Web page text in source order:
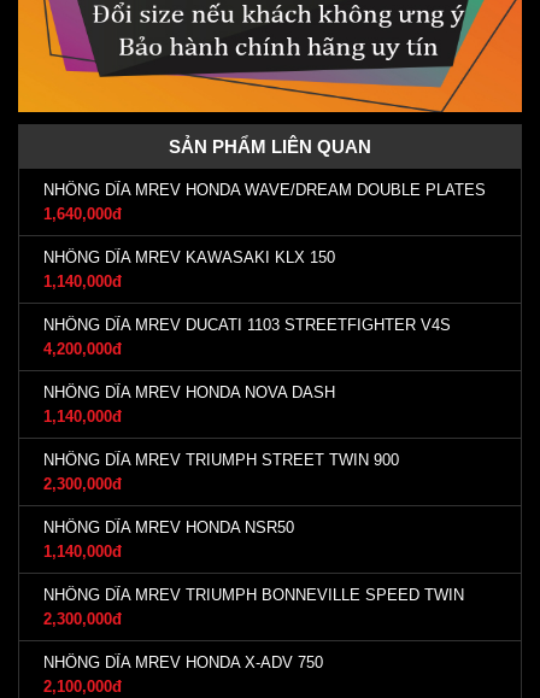
SẢN PHẨM LIÊN QUAN
NHÔNG DĨA MREV HONDA WAVE/DREAM DOUBLE PLATES
1,640,000đ
NHÔNG DĨA MREV KAWASAKI KLX 150
1,140,000đ
NHÔNG DĨA MREV DUCATI 1103 STREETFIGHTER V4S
4,200,000đ
NHÔNG DĨA MREV HONDA NOVA DASH
1,140,000đ
NHÔNG DĨA MREV TRIUMPH STREET TWIN 900
2,300,000đ
NHÔNG DĨA MREV HONDA NSR50
1,140,000đ
NHÔNG DĨA MREV TRIUMPH BONNEVILLE SPEED TWIN
2,300,000đ
NHÔNG DĨA MREV HONDA X-ADV 750
2,100,000đ